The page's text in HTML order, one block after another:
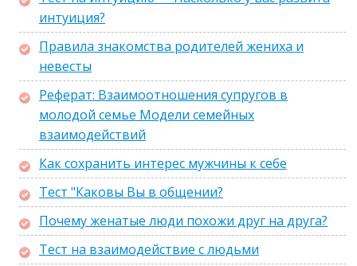
интуиция?
Правила знакомства родителей жениха и
невесты
Реферат: Взаимоотношения супругов в
молодой семье Модели семейных
взаимодействий
Как сохранить интерес мужчины к себе
Тест "Каковы Вы в общении?
Почему женатые люди похожи друг на друга?
Тест на взаимодействие с людьми